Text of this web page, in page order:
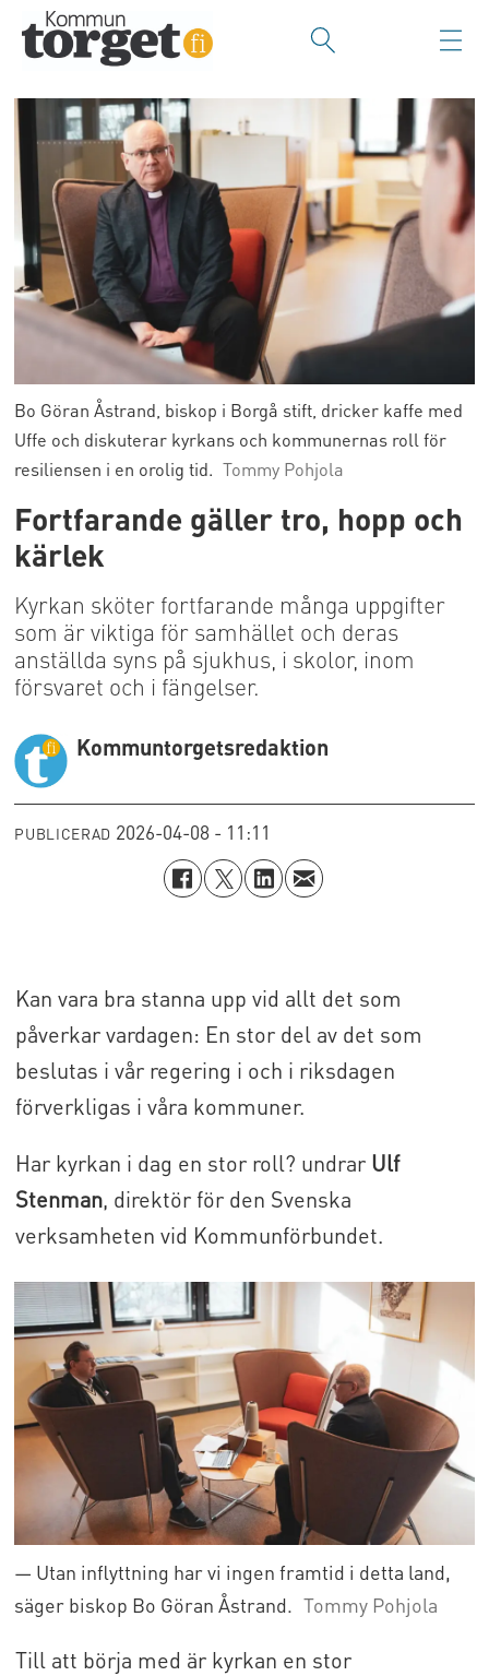
Bo Göran Åstrand, biskop i Borgå stift, dricker kaffe med
Uffe och diskuterar kyrkans och kommunernas roll för
resiliensen i en orolig tid. Tommy Pohjola
Fortfarande gäller tro, hopp och
kärlek
Kyrkan sköter fortfarande många uppgifter
som är viktiga för samhället och deras
anställda syns på sjukhus, i skolor, inom
försvaret och i fängelser.
Kommuntorgetsredaktion
PUBLICERAD 2026-04-08 - 11:11
Kan vara bra stanna upp vid allt det som
påverkar vardagen: En stor del av det som
beslutas i vår regering i och i riksdagen
förverkligas i våra kommuner.
Har kyrkan i dag en stor roll? undrar Ulf
Stenman, direktör för den Svenska
verksamheten vid Kommunförbundet.
— Utan inflyttning har vi ingen framtid i detta land,
säger biskop Bo Göran Åstrand. Tommy Pohjola
Till att börja med är kyrkan en stor